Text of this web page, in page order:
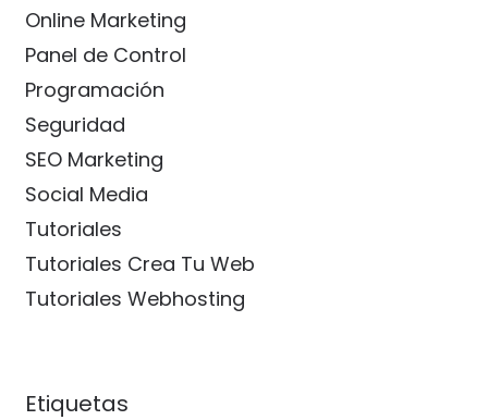
Online Marketing
Panel de Control
Programación
Seguridad
SEO Marketing
Social Media
Tutoriales
Tutoriales Crea Tu Web
Tutoriales Webhosting
Etiquetas